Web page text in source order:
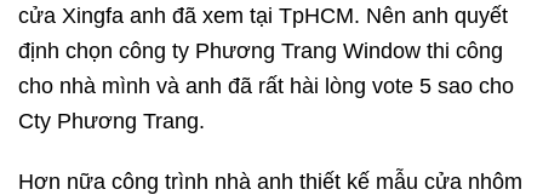
cửa Xingfa anh đã xem tại TpHCM. Nên anh quyết
định chọn công ty Phương Trang Window thi công
cho nhà mình và anh đã rất hài lòng vote 5 sao cho
Cty Phương Trang.
Hơn nữa công trình nhà anh thiết kế mẫu cửa nhôm